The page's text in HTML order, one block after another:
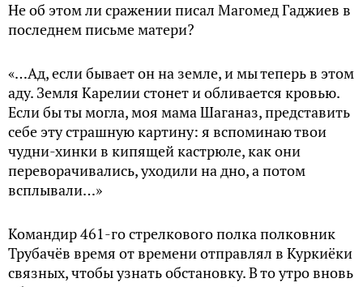
Не об этом ли сражении писал Магомед Гаджиев в
последнем письме матери?
«…Ад, если бывает он на земле, и мы теперь в этом
аду. Земля Карелии стонет и обливается кровью.
Если бы ты могла, моя мама Шаганаз, представить
себе эту страшную картину: я вспоминаю твои
чудни-хинки в кипящей кастрюле, как они
переворачивались, уходили на дно, а потом
всплывали…»
Командир 461-го стрелкового полка полковник
Трубачёв время от времени отправлял в Куркиёки
связных, чтобы узнать обстановку. В то утро вновь